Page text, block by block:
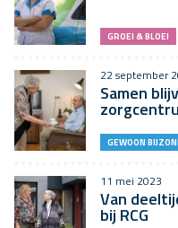
GROEI & BLOEI
22 september
Samen
GEWOON
11 mei 2023
Van
bij RCG